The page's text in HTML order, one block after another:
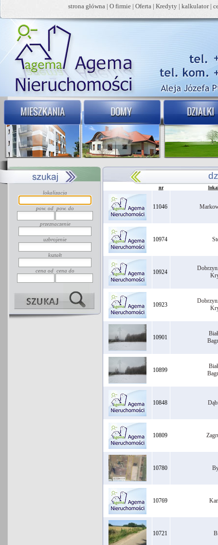
strona główna | O firmie | Oferta | Kredyty | kalkulator|
lokalizacja
pow. od pow. do
przeznaczenie
uzbrojenie
kształt
cena od cena do
nr
11046
10974
10924
10923
10901
10899
10848
10809
10780
10769
10721